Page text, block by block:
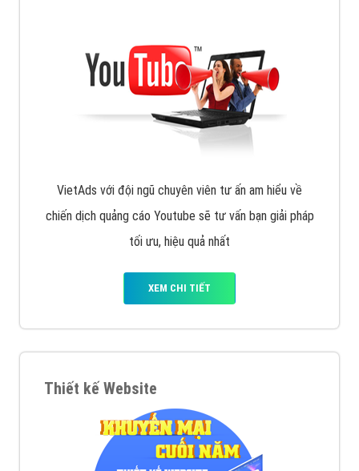
VietAds với đội ngũ chuyên viên tư ấn am hiểu về
chiến dịch quảng cáo Youtube sẽ tư vấn bạn giải pháp
tối ưu, hiệu quả nhất
XEM CHI TIẾT
Thiết kế Website